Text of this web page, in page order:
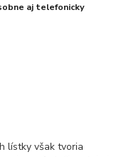
aj telefonicky
lístky však tvoria